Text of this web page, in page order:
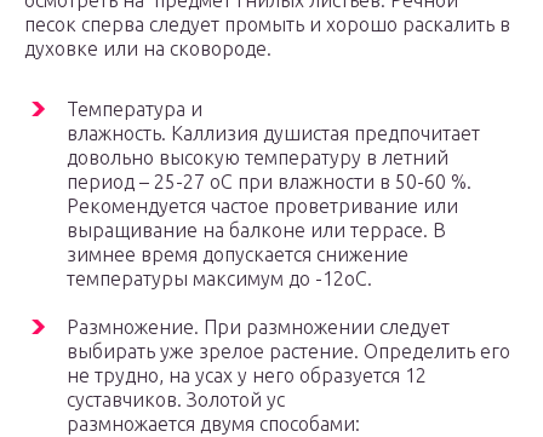
песок сперва следует промыть и хорошо раскалить в
духовке или на сковороде.
Температура и
влажность. Каллизия душистая предпочитает
довольно высокую температуру в летний
период – 25-27 оС при влажности в 50-60 %.
Рекомендуется частое проветривание или
выращивание на балконе или террасе. В
зимнее время допускается снижение
температуры максимум до -12оС.
Размножение. При размножении следует
выбирать уже зрелое растение. Определить его
не трудно, на усах у него образуется 12
суставчиков. Золотой ус
размножается двумя способами: